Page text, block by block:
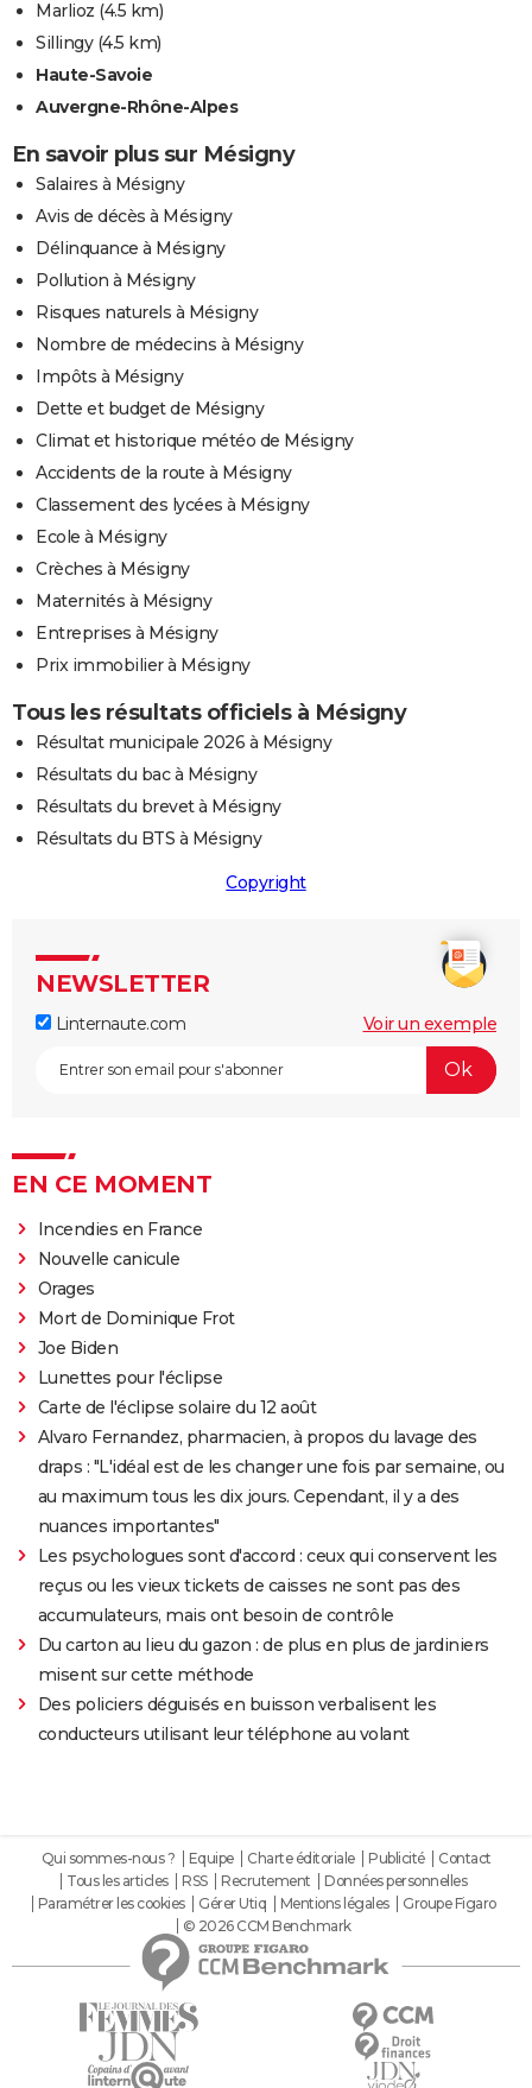
Marlioz (4.5 km)
Sillingy(4.5 km)
Haute-Savoie
Auvergne-Rhône-Alpes
En savoir plus sur Mésigny
Salaires à Mésigny
Avis de décès à Mésigny
Délinquance à Mésigny
Pollution à Mésigny
Risques naturels à Mésigny
Nombre de médecins à Mésigny
Impôts à Mésigny
Dette et budget de Mésigny
Climat et historique météo de Mésigny
Accidents de la route à Mésigny
Classement des lycées à Mésigny
Ecole à Mésigny
Crèches à Mésigny
Maternités à Mésigny
Entreprises à Mésigny
Prix immobilier à Mésigny
Tous les résultats officiels à Mésigny
Résultat municipale 2026 à Mésigny
Résultats du bac à Mésigny
Résultats du brevet à Mésigny
Résultats du BTS à Mésigny
Copyright
NEWSLETTER
Linternaute.com Voir un exemple
EN CE MOMENT
Incendies en France
Nouvelle canicule
Orages
Mort de Dominique Frot
Joe Biden
Lunettes pour l'éclipse
Carte de l'éclipse solaire du 12 août
Alvaro Fernandez, pharmacien, à propos du lavage des
draps : "L'idéal est de les changer une fois par semaine, ou
au maximum tous les dix jours. Cependant, il y a des
nuances importantes"
Les psychologues sont d'accord : ceux qui conservent les
reçus ou les vieux tickets de caisses ne sont pas des
accumulateurs, mais ont besoin de contrôle
Du carton au lieu du gazon : de plus en plus de jardiniers
misent sur cette méthode
Des policiers déguisés en buisson verbalisent les
conducteurs utilisant leur téléphone au volant
Qui sommes-nous ? Equipe Charte éditoriale Publicité
Contact
Tous les articles
RSS Recrutement
Données personnelles
Paramétrer les cookies
Gérer Utiq Mentions légales
Groupe Figaro
© 2026 CCM Benchmark